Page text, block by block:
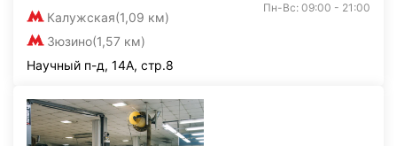
Калужская(1,09 км)
Зюзино(1,57 км)
Пн-Вс: 09:00 - 21:00
Научный п-д, 14А, стр.8